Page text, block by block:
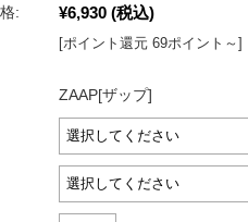
:
¥6,930 (税込)
[ポイント還元 69ポイント～]
ZAAP[ザップ]